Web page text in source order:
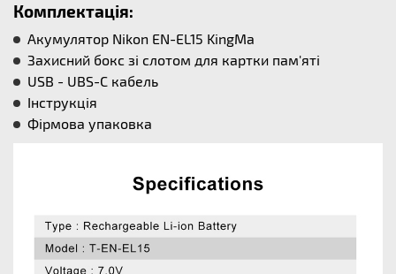
Комплектація:
Акумулятор Nikon EN-EL15 KingMa
Захисний бокс зі слотом для картки пам'яті
USB - UBS-C кабель
Інструкція
Фірмова упаковка